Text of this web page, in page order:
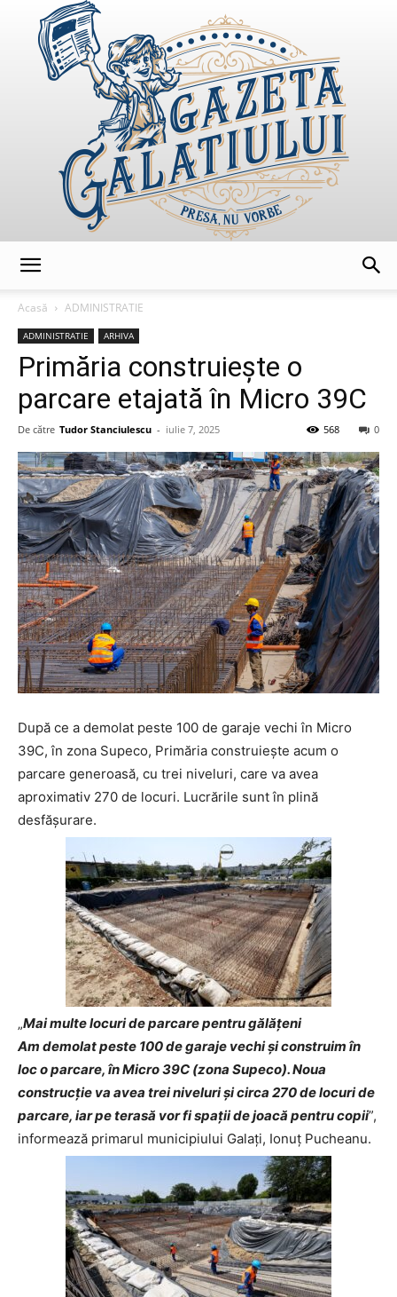
Acasă
ADMINISTRATIE
ADMINISTRATIE ARHIVA
Primăria construiește o
parcare etajată în Micro 39C
De către Tudor Stanciulescu - iulie 7, 2025 0
568
După ce a demolat peste 100 de garaje vechi în Micro
39C, în zona Supeco, Primăria construiește acum o
parcare generoasă, cu trei niveluri, care va avea
aproximativ 270 de locuri. Lucrările sunt în plină
desfășurare.
„Mai multe locuri de parcare pentru gălățeni
Am demolat peste 100 de garaje vechi și construim în
loc o parcare, în Micro 39C (zona Supeco). Noua
construcție va avea trei niveluri și circa 270 de locuri de
parcare, iar pe terasă vor fi spații de joacă pentru copii”,
informează primarul municipiului Galați, Ionuț Pucheanu.